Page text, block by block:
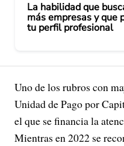
La habilidad que
más empresas y que
tu perfil profesional
Uno de los rubros con
Unidad de Pago por
el que se financia la
Mientras en 2022 se